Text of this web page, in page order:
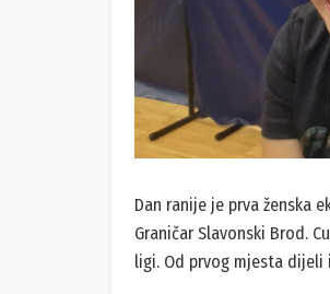
Dan ranije je prva ženska
Graničar Slavonski Brod.
ligi. Od prvog mjesta dijeli